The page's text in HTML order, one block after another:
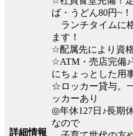
詳細情報
ば・うどん80円~！
ランチタイムに
ます！
☆配属先により資
☆ATM・売店完備♪
にちょっとした用
☆ロッカー貸与。
ッカーあり
◎年休127日♪長期
なので